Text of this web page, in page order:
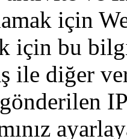
için
için bu
ile diğer
gönderilen IP